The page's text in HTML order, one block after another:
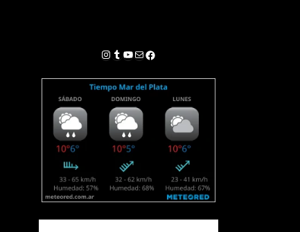
Instagram
Tumblr
YouTube
Correo electrónico
Facebook